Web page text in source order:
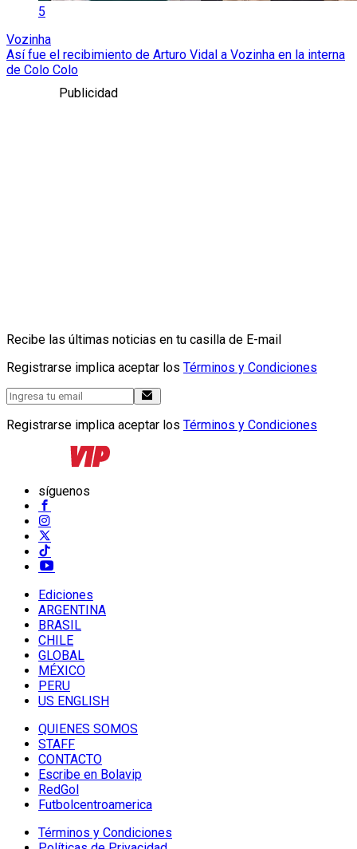
5
Vozinha
Así fue el recibimiento de Arturo Vidal a Vozinha en la interna
de Colo Colo
Publicidad
Recibe las últimas noticias en tu casilla de E-mail
Registrarse implica aceptar los Términos y Condiciones
Registrarse implica aceptar los Términos y Condiciones
síguenos
Ediciones
ARGENTINA
BRASIL
CHILE
GLOBAL
MÉXICO
PERU
US ENGLISH
QUIENES SOMOS
STAFF
CONTACTO
Escribe en Bolavip
RedGol
Futbolcentroamerica
Términos y Condiciones